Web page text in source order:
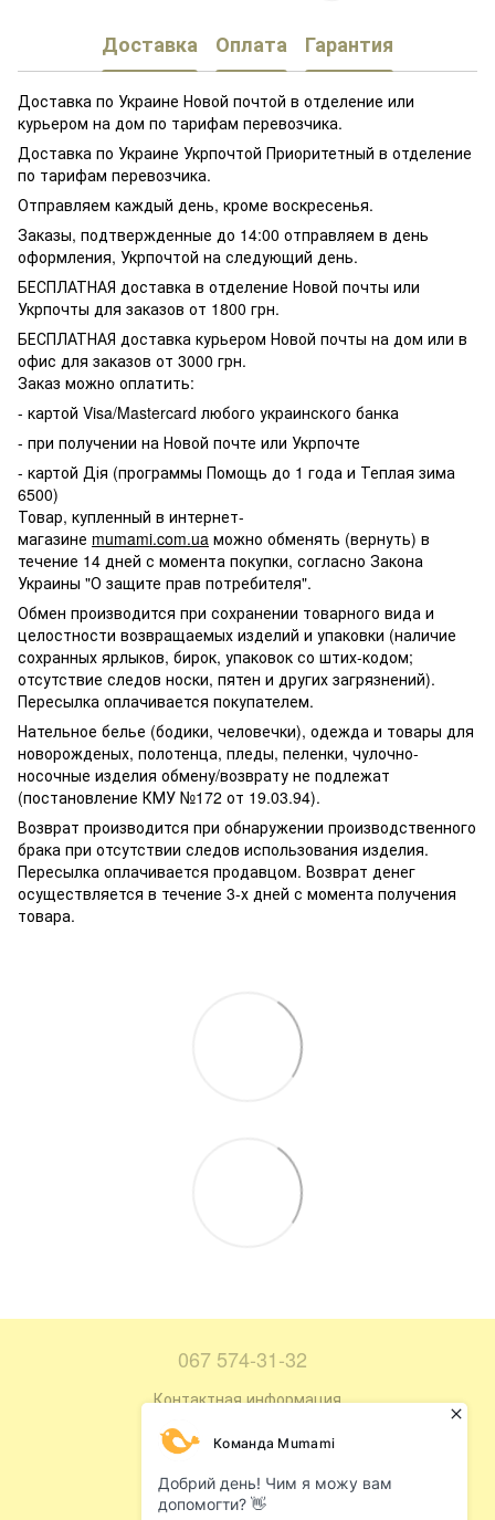
Доставка Оплата Гарантия
Доставка по Украине Новой почтой в отделение или
курьером на дом по тарифам перевозчика.
Доставка по Украине Укрпочтой Приоритетный в отделение
по тарифам перевозчика.
Отправляем каждый день, кроме воскресенья.
Заказы, подтвержденные до 14:00 отправляем в день
оформления, Укрпочтой на следующий день.
БЕСПЛАТНАЯ доставка в отделение Новой почты или
Укрпочты для заказов от 1800 грн.
БЕСПЛАТНАЯ доставка курьером Новой почты на дом или в
офис для заказов от 3000 грн.
Заказ можно оплатить:
- картой Visa/Mastercard любого украинского банка
- при получении на Новой почте или Укрпочте
- картой Дія (программы Помощь до 1 года и Теплая зима
6500)
Товар, купленный в интернет-
магазине mumami.com.ua можно обменять (вернуть) в
течение 14 дней с момента покупки, согласно Закона
Украины "О защите прав потребителя".
Обмен производится при сохранении товарного вида и
целостности возвращаемых изделий и упаковки (наличие
сохранных ярлыков, бирок, упаковок со штих-кодом;
отсутствие следов носки, пятен и других загрязнений).
Пересылка оплачивается покупателем.
Нательное белье (бодики, человечки), одежда и товары для
новорожденых, полотенца, пледы, пеленки, чулочно-
носочные изделия обмену/возврату не подлежат
(постановление КМУ №172 от 19.03.94).
Возврат производится при обнаружении производственного
брака при отсутствии следов использования изделия.
Пересылка оплачивается продавцом. Возврат денег
осуществляется в течение 3-х дней с момента получения
товара.
067 574-31-32
Контактная информация
Полная версия сайта
Карта сайта
© 2016—2026